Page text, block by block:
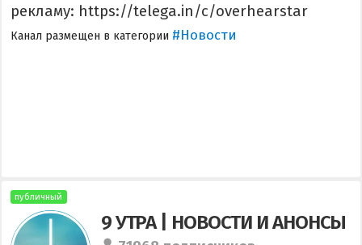
рекламу: https://telega.in/c/overhearstar
Канал размещен в категории #Новости
публичный
9 УТРА | НОВОСТИ И АНОНСЫ